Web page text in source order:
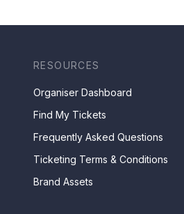
RESOURCES
Organiser Dashboard
Find My Tickets
Frequently Asked Questions
Ticketing Terms & Conditions
Brand Assets